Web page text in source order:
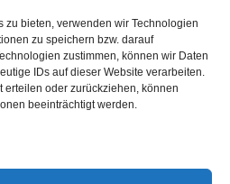
zu bieten, verwenden wir Technologien
zu speichern bzw. darauf
zustimmen, können wir Daten
IDs auf dieser Website verarbeiten.
oder zurückziehen, können
beeinträchtigt werden.
,TV Gesäuse Stefan Leitner
Land Steiermark und der
Verein Arche Noah, Peterherr,
NUP EIS